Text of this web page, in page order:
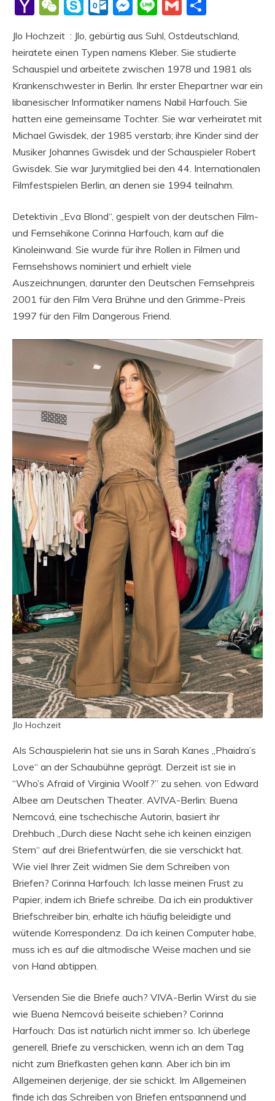
Yahoo
WeChat
SkypeOutlook.com
Messenger
LineGmail
Jlo Hochzeit : Jlo, gebürtig aus Suhl, Ostdeutschland,
heiratete einen Typen namens Kleber. Sie studierte
Schauspiel und arbeitete zwischen 1978 und 1981 als
Krankenschwester in Berlin. Ihr erster Ehepartner war ein
libanesischer Informatiker namens Nabil Harfouch. Sie
hatten eine gemeinsame Tochter. Sie war verheiratet mit
Michael Gwisdek, der 1985 verstarb; ihre Kinder sind der
Musiker Johannes Gwisdek und der Schauspieler Robert
Gwisdek. Sie war Jurymitglied bei den 44. Internationalen
Filmfestspielen Berlin, an denen sie 1994 teilnahm.
Detektivin „Eva Blond“, gespielt von der deutschen Film-
und Fernsehikone Corinna Harfouch, kam auf die
Kinoleinwand. Sie wurde für ihre Rollen in Filmen und
Fernsehshows nominiert und erhielt viele
Auszeichnungen, darunter den Deutschen Fernsehpreis
2001 für den Film Vera Brühne und den Grimme-Preis
1997 für den Film Dangerous Friend.
Jlo Hochzeit
Als Schauspielerin hat sie uns in Sarah Kanes „Phaidra’s
Love“ an der Schaubühne geprägt. Derzeit ist sie in
“Who’s Afraid of Virginia Woolf?” zu sehen. von Edward
Albee am Deutschen Theater. AVIVA-Berlin: Buena
Nemcová, eine tschechische Autorin, basiert ihr
Drehbuch „Durch diese Nacht sehe ich keinen einzigen
Stern“ auf drei Briefentwürfen, die sie verschickt hat.
Wie viel Ihrer Zeit widmen Sie dem Schreiben von
Briefen? Corinna Harfouch: Ich lasse meinen Frust zu
Papier, indem ich Briefe schreibe. Da ich ein produktiver
Briefschreiber bin, erhalte ich häufig beleidigte und
wütende Korrespondenz. Da ich keinen Computer habe,
muss ich es auf die altmodische Weise machen und sie
von Hand abtippen.
Versenden Sie die Briefe auch? VIVA-Berlin Wirst du sie
wie Buena Nemcová beiseite schieben? Corinna
Harfouch: Das ist natürlich nicht immer so. Ich überlege
generell, Briefe zu verschicken, wenn ich an dem Tag
nicht zum Briefkasten gehen kann. Aber ich bin im
Allgemeinen derjenige, der sie schickt. Im Allgemeinen
finde ich das Schreiben von Briefen entspannend und